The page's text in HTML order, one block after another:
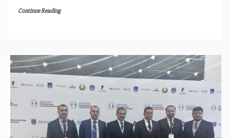
Continue Reading